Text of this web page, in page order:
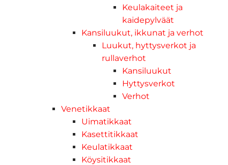
Keulakaiteet ja
kaidepylväät
Kansiluukut, ikkunat ja verhot
Luukut, hyttysverkot ja
rullaverhot
Kansiluukut
Hyttysverkot
Verhot
Venetikkaat
Uimatikkaat
Kasettitikkaat
Keulatikkaat
Köysitikkaat